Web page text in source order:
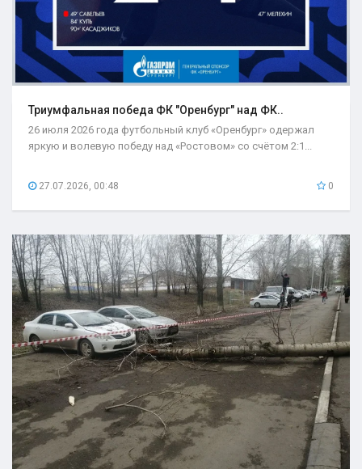
Триумфальная победа ФК "Оренбург" над ФК..
26 июля 2026 года футбольный клуб «Оренбург» одержал
яркую и волевую победу над «Ростовом» со счётом 2:1...
27.07.2026, 00:48 0